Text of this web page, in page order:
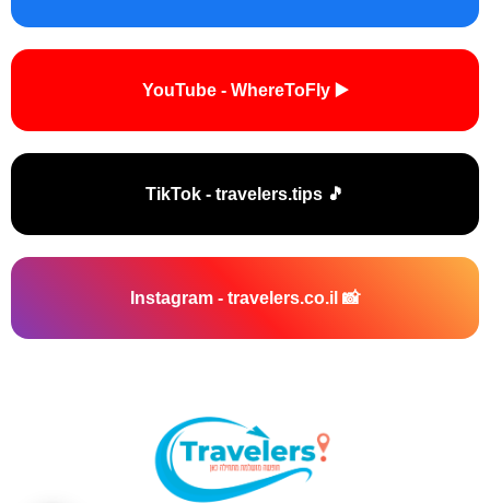
▶️ YouTube - WhereToFly
🎵 TikTok - travelers.tips
📸 Instagram - travelers.co.il